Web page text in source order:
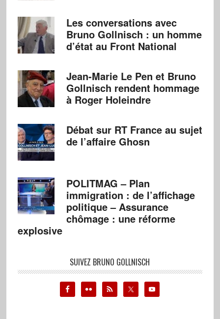
Les conversations avec
Bruno Gollnisch : un homme
d’état au Front National
Jean-Marie Le Pen et Bruno
Gollnisch rendent hommage
à Roger Holeindre
Débat sur RT France au sujet
de l’affaire Ghosn
POLITMAG – Plan
immigration : de l’affichage
politique – Assurance
chômage : une réforme
explosive
SUIVEZ BRUNO GOLLNISCH